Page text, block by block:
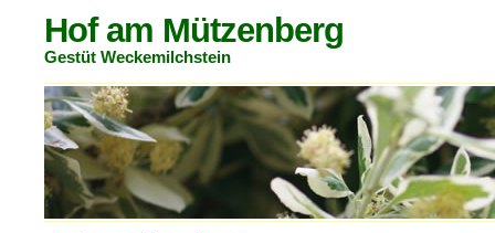
Hof am Mützenberg
Gestüt Weckemilchstein